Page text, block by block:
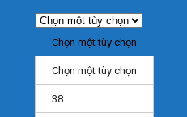
Chọn một tùy chọn
Chọn một tùy chọn
38